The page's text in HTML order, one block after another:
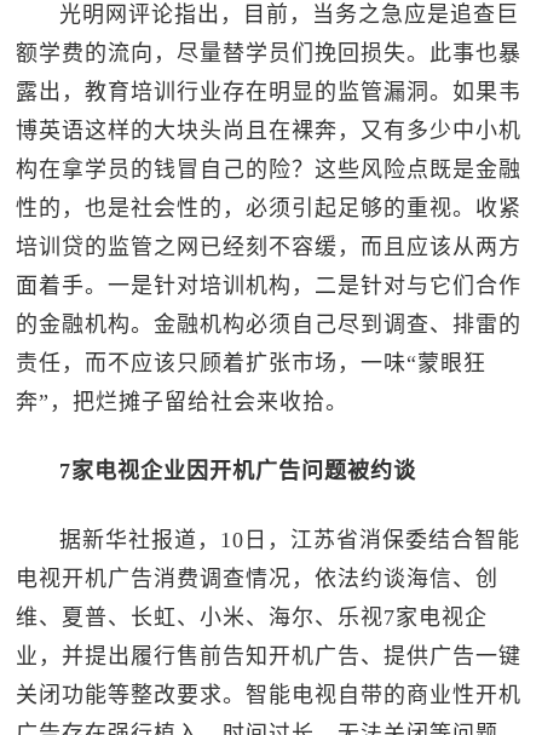
光明网评论指出，目前，当务之急应是追查巨
额学费的流向，尽量替学员们挽回损失。此事也暴
露出，教育培训行业存在明显的监管漏洞。如果韦
博英语这样的大块头尚且在裸奔，又有多少中小机
构在拿学员的钱冒自己的险？这些风险点既是金融
性的，也是社会性的，必须引起足够的重视。收紧
培训贷的监管之网已经刻不容缓，而且应该从两方
面着手。一是针对培训机构，二是针对与它们合作
的金融机构。金融机构必须自己尽到调查、排雷的
责任，而不应该只顾着扩张市场，一味“蒙眼狂
奔”，把烂摊子留给社会来收拾。
7家电视企业因开机广告问题被约谈
据新华社报道，10日，江苏省消保委结合智能
电视开机广告消费调查情况，依法约谈海信、创
维、夏普、长虹、小米、海尔、乐视7家电视企
业，并提出履行售前告知开机广告、提供广告一键
关闭功能等整改要求。智能电视自带的商业性开机